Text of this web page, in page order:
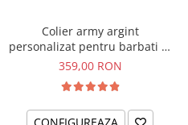
Colier army argint
personalizat pentru barbati - I
am
359,00 RON